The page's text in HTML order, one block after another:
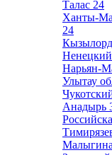
Талас 24
Ханты-
24
Нарьян-
Улытау
Анадырь
Малыгина